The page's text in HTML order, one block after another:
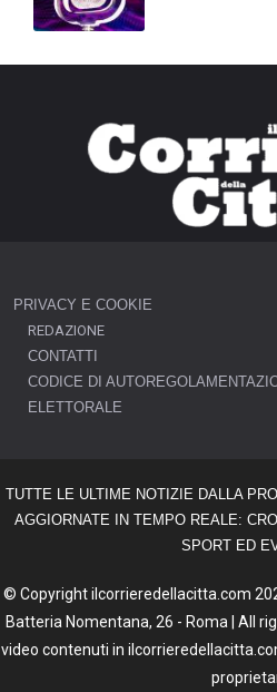
PRIVACY E COOKIE
REDAZIONE
CONTATTI
CODICE DI
ELETTORALE
TUTTE LE ULTIME NOTIZIE DALLA
AGGIORNATE IN TEMPO REALE:
SPORT ED
© Copyright ilcorrieredellacitta.com
Batteria Nomentana, 26 - Roma | All
video contenuti in